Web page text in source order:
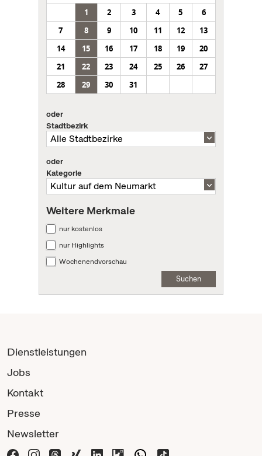
1
2 3 4 5
6
7
8 9 10 11 12
13
14
15 16 17 18 19
20
21
22 23 24 25 26
27
28
29 30 31
oder
Stadtbezirk
oder
Kategorie
Weitere Merkmale
nur kostenlos
nur Highlights
Wochenendvorschau
Suchen
Dienstleistungen
Jobs
Kontakt
Presse
Newsletter